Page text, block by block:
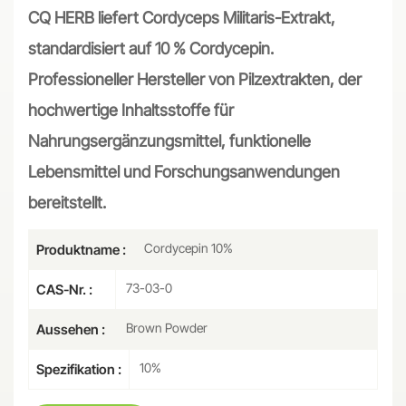
CQ HERB liefert Cordyceps Militaris-Extrakt,
standardisiert auf 10 % Cordycepin.
Professioneller Hersteller von Pilzextrakten, der
hochwertige Inhaltsstoffe für
Nahrungsergänzungsmittel, funktionelle
Lebensmittel und Forschungsanwendungen
bereitstellt.
Produktname : Cordycepin 10%
CAS-Nr. : 73-03-0
Aussehen : Brown Powder
Spezifikation : 10%